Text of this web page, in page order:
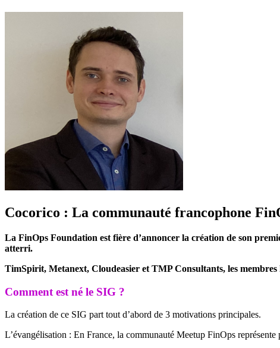
Cocorico : La communauté francophone
La FinOps Foundation est fière d’annoncer la création de son
atterri.
TimSpirit, Metanext, Cloudeasier et TMP Consultants, les
Comment est né le SIG ?
La création de ce SIG part tout d’abord de 3 motivations principales.
L’évangélisation : En France, la communauté Meetup FinOps représente